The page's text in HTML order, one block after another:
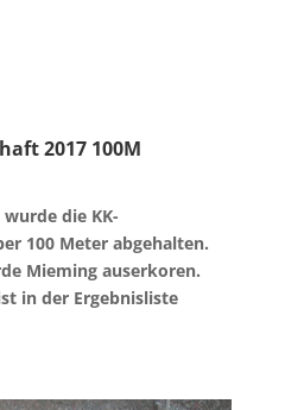
2017 100M
die KK-
100 Meter abgehalten.
Mieming auserkoren.
in der Ergebnisliste